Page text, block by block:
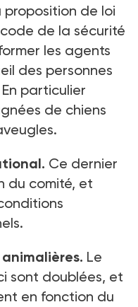
proposition de loi
de la sécurité
les agents
des personnes
particulier
de chiens
Ce dernier
du comité, et
Le
sont doublées, et
en fonction du